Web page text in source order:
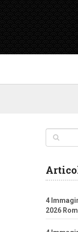
4
2026